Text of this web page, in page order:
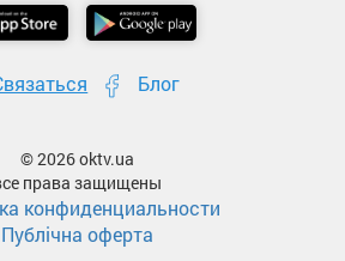
Блог
© 2026 oktv.ua
права защищены
конфиденциальности
Публічна оферта